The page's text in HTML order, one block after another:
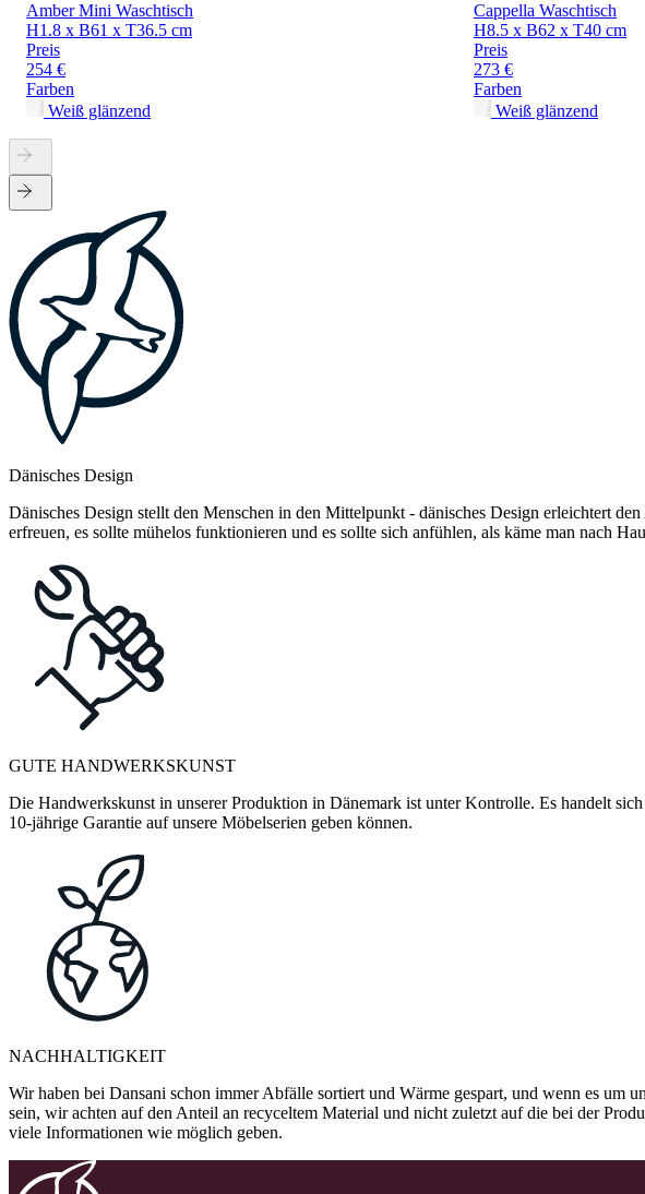
Amber Mini Waschtisch
H1.8 x B61 x T36.5 cm
Preis
254 €
Farben
Weiß glänzend
Cappella Waschtisch
H8.5 x B62 x T40 cm
Preis
273 €
Farben
Weiß glänzend
Dänisches Design
Dänisches Design stellt den Menschen in den Mittelpunkt - dänisches Design erleichtert
erfreuen, es sollte mühelos funktionieren und es sollte sich anfühlen, als käme man nach
GUTE HANDWERKSKUNST
Die Handwerkskunst in unserer Produktion in Dänemark ist unter Kontrolle. Es handelt
10-jährige Garantie auf unsere Möbelserien geben können.
NACHHALTIGKEIT
Wir haben bei Dansani schon immer Abfälle sortiert und Wärme gespart, und wenn es um
sein, wir achten auf den Anteil an recyceltem Material und nicht zuletzt auf die bei der
viele Informationen wie möglich geben.